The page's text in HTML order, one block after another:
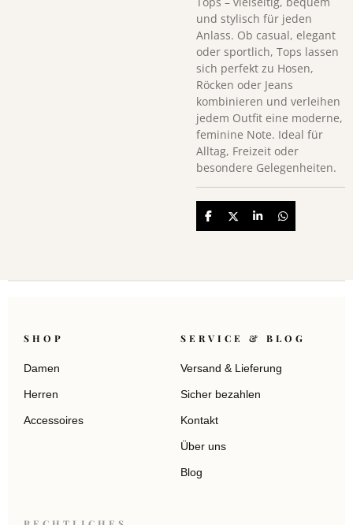
und stylisch für jeden
Anlass. Ob casual, elegant
oder sportlich, Tops lassen
sich perfekt zu Hosen,
Röcken oder Jeans
kombinieren und verleihen
jedem Outfit eine moderne,
feminine Note. Ideal für
Alltag, Freizeit oder
besondere Gelegenheiten.
TeilenTeilenTeilenTeilen
SHOP
Damen
Herren
Accessoires
SERVICE & BLOG
Versand & Lieferung
Sicher bezahlen
Kontakt
Über uns
Blog